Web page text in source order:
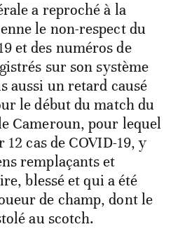
a reproché à la
le non-respect du
et des numéros de
sur son système
aussi un retard causé
le début du match du
Cameroun, pour lequel
cas de COVID-19, y
remplaçants et
blessé et qui a été
de champ, dont le
au scotch.